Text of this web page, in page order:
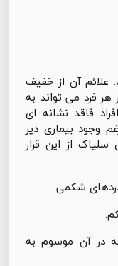
علائم آن از خفیف
فرد می تواند به
فاقد نشانه ای
وجود بیماری دیر
از این قرار
شکمی
در آن موسوم به